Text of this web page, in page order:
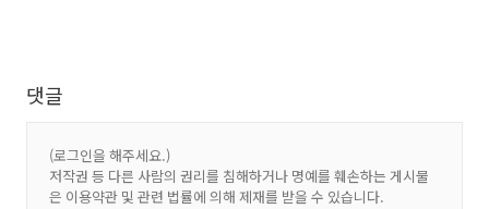
댓글